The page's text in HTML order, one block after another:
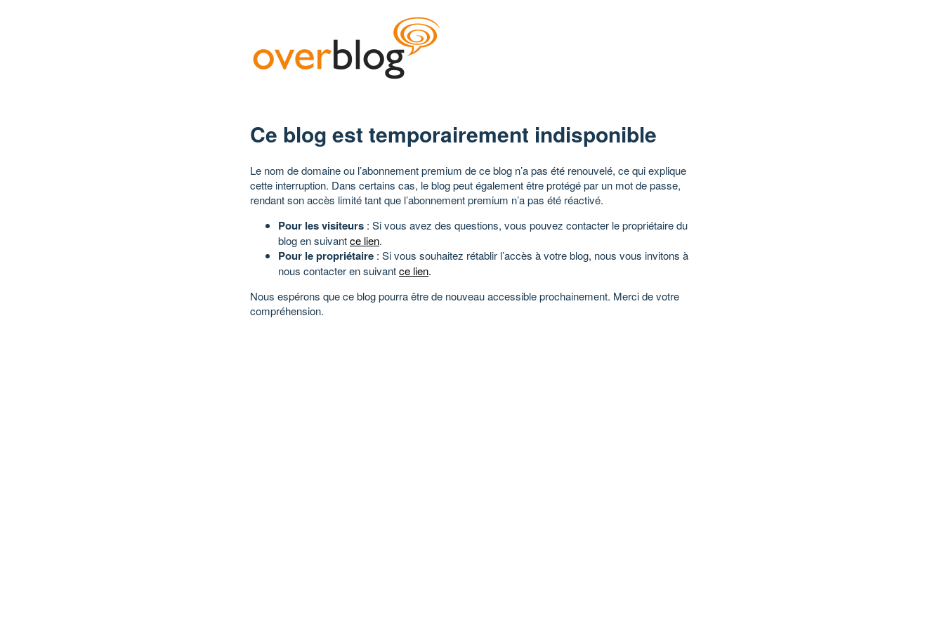
Ce blog est temporairement indisponible
Le nom de domaine ou l’abonnement premium de ce blog n’a pas été renouvelé, ce qui explique
cette interruption. Dans certains cas, le blog peut également être protégé par un mot de passe,
rendant son accès limité tant que l’abonnement premium n’a pas été réactivé.
Pour les visiteurs : Si vous avez des questions, vous pouvez contacter le propriétaire du
blog en suivantce lien.
Pour le propriétaire : Si vous souhaitez rétablir l’accès à votre blog, nous vous invitons à
nous contacter en suivantce lien.
Nous espérons que ce blog pourra être de nouveau accessible prochainement. Merci de votre
compréhension.